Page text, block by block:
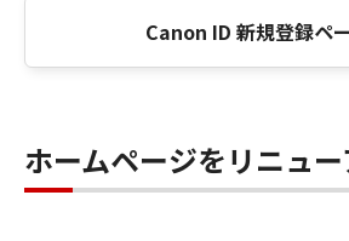
Canon ID 新規登録ペ
ホームページをリニュ